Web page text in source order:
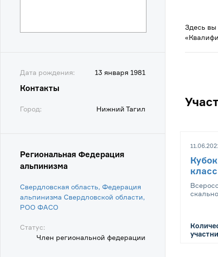
Дата рождения: 13 января 1981
Контакты
Город: Нижний Тагил
Региональная Федерация
альпинизма
Свердловская область, Федерация
альпинизма Свердловской области,
POO ФАСО
Статус:
Член региональной федерации
Здесь вы